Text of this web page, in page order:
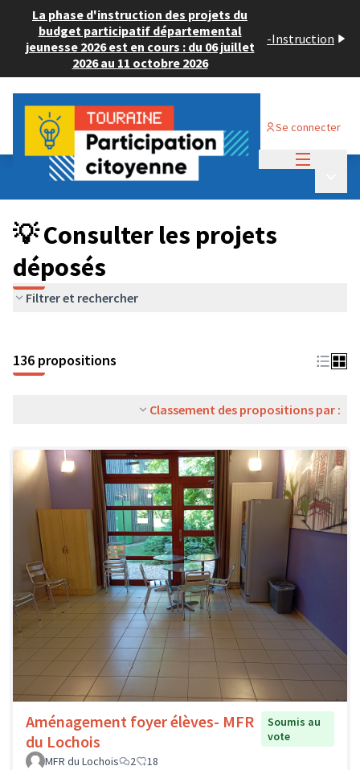
La phase d'instruction des projets du
budget participatif départemental
jeunesse 2026 est en cours : du 06 juillet
2026 au 11 octobre 2026
-Instruction
Se connecter
Budget Participatif JEUNESSE 2024
💡 Consulter les projets déposés
💡 Consulter les projets
déposés
Filtrer et rechercher
136 propositions
Classement des propositions par :
Aménagement foyer élèves- MFR
du Lochois
Soumis au
vote
MFR du Lochois
2 18